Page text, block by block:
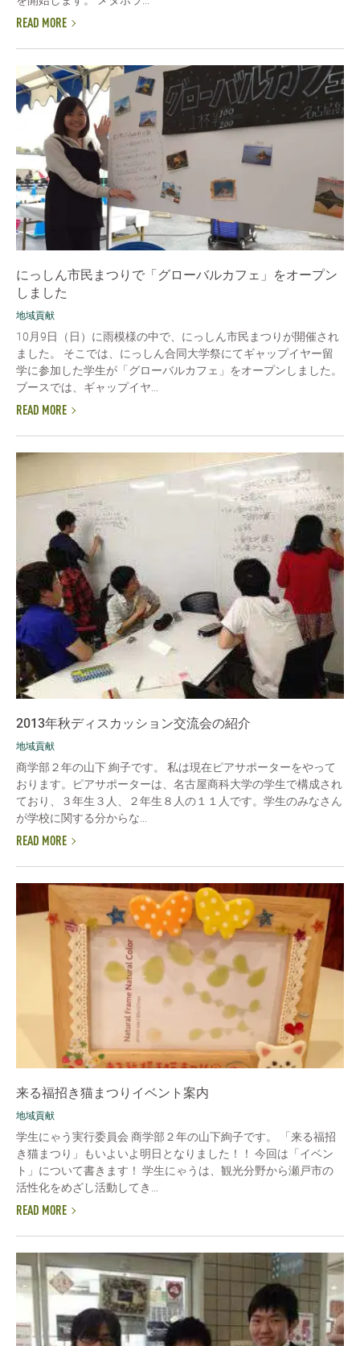
READ MORE
にっしん市民まつりで「グローバルカフェ」をオープン
しました
地域貢献
10月9日（日）に雨模様の中で、にっしん市民まつりが開催され
ました。 そこでは、にっしん合同大学祭にてギャップイヤー留
学に参加した学生が「グローバルカフェ」をオープンしました。
ブースでは、ギャップイヤ...
READ MORE
2013年秋ディスカッション交流会の紹介
地域貢献
商学部２年の山下 絢子です。 私は現在ピアサポーターをやって
おります。ピアサポーターは、名古屋商科大学の学生で構成され
ており、３年生３人、２年生８人の１１人です。学生のみなさん
が学校に関する分からな...
READ MORE
来る福招き猫まつりイベント案内
地域貢献
学生にゃう実行委員会 商学部２年の山下絢子です。 「来る福招
き猫まつり」もいよいよ明日となりました！！ 今回は「イベン
ト」について書きます！ 学生にゃうは、観光分野から瀬戸市の
活性化をめざし活動してき...
READ MORE